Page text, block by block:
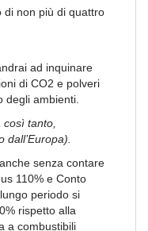
di non più di quattro
ad inquinare
di CO2 e polveri
degli ambienti.
tanto,
, anche senza contare
110% e Conto
periodo si
rispetto alla
a combustibili